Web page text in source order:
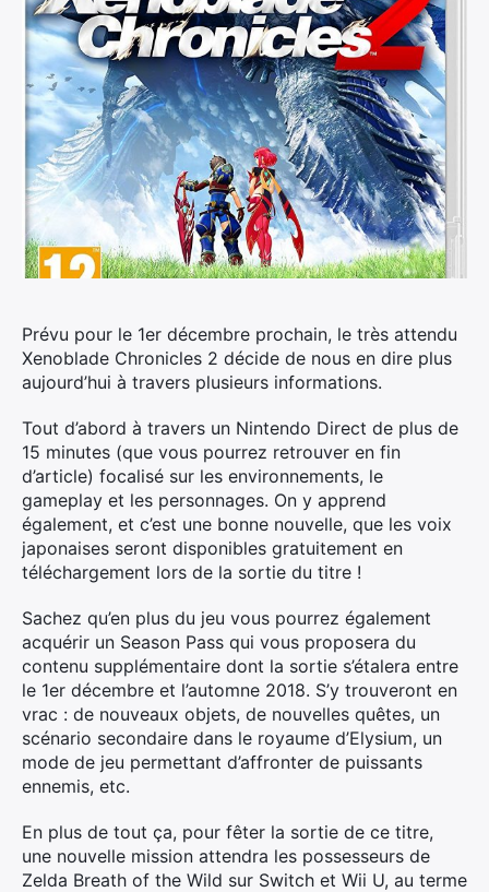
Prévu pour le 1er décembre prochain, le très attendu
Xenoblade Chronicles 2 décide de nous en dire plus
aujourd’hui à travers plusieurs informations.
Tout d’abord à travers un Nintendo Direct de plus de
15 minutes (que vous pourrez retrouver en fin
d’article) focalisé sur les environnements, le
gameplay et les personnages. On y apprend
également, et c’est une bonne nouvelle, que les voix
japonaises seront disponibles gratuitement en
téléchargement lors de la sortie du titre !
Sachez qu’en plus du jeu vous pourrez également
acquérir un Season Pass qui vous proposera du
contenu supplémentaire dont la sortie s’étalera entre
le 1er décembre et l’automne 2018. S’y trouveront en
vrac : de nouveaux objets, de nouvelles quêtes, un
scénario secondaire dans le royaume d’Elysium, un
mode de jeu permettant d’affronter de puissants
ennemis, etc.
En plus de tout ça, pour fêter la sortie de ce titre,
une nouvelle mission attendra les possesseurs de
Zelda Breath of the Wild sur Switch et Wii U, au terme